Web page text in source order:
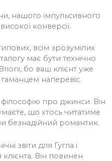
нашого імпульсивного
конверсії.
всім зрозумілих
має бути технічно
бо ваш клієнт уже
гаманцем наперевіс.
про джинси. Він
що хтось читатиме
безнадійний романтик.
звіти для Гугла і
Він повинен